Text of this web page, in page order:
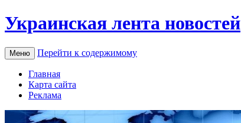
Украинская лента новостей
Меню Перейти к содержимому
Главная
Карта сайта
Реклама